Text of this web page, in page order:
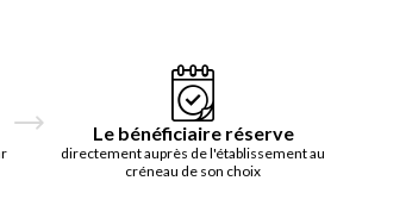
Le bénéficiaire réserve
directement auprès de l'établissement au
créneau de son choix